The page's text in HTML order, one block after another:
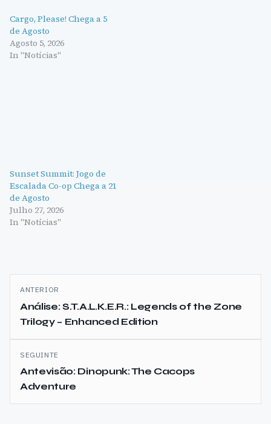
Cargo, Please! Chega a 5
de Agosto
Agosto 5, 2026
In "Notícias"
Sunset Summit: Jogo de
Escalada Co-op Chega a 21
de Agosto
Julho 27, 2026
In "Notícias"
Navegação
de
artigos
ANTERIOR
Análise: S.T.A.L.K.E.R.: Legends of the Zone
Trilogy – Enhanced Edition
SEGUINTE
Antevisão: Dinopunk: The Cacops
Adventure